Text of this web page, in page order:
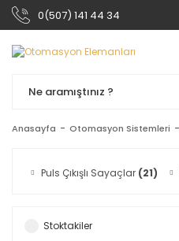
0(507) 141 44 34
Anasayfa Otomasyon Sistemleri
Puls Çıkışlı Sayaçlar (21)
Stoktakiler